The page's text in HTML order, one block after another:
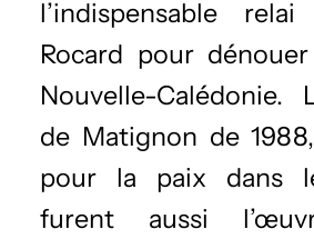
l’indispensable
Rocard pour
Nouvelle-Calédonie.
de Matignon de
pour la paix dans
furent aussi